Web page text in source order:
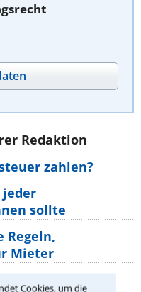
Cookies, um die
Redaktion
zahlen?
jeder
sollte
Regeln,
Mieter
Urlaub,